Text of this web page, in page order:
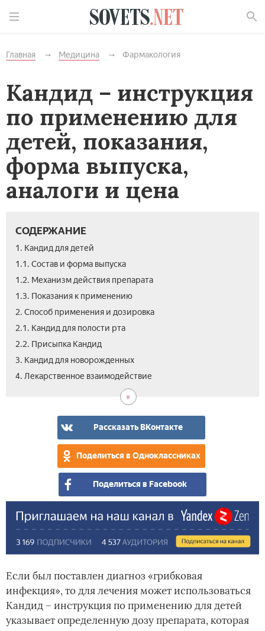
Главная Медицина Фармакология
Кандид – инструкция
по применению для
детей, показания,
форма выпуска,
аналоги и цена
СОДЕРЖАНИЕ
1. Кандид для детей
1.1. Состав и форма выпуска
1.2. Механизм действия препарата
1.3. Показания к применению
2. Способ применения и дозировка
2.1. Кандид для полости рта
2.2. Присыпка Кандид
3. Кандид для новорожденных
4. Лекарственное взаимодействие
Рассказать ВКонтакте
Поделиться в Одноклассниках
Поделиться в Facebook
Если был поставлен диагноз «грибковая
инфекция», то для лечения может использоваться
Кандид – инструкция по применению для детей
указывает определенную дозу препарата, которая